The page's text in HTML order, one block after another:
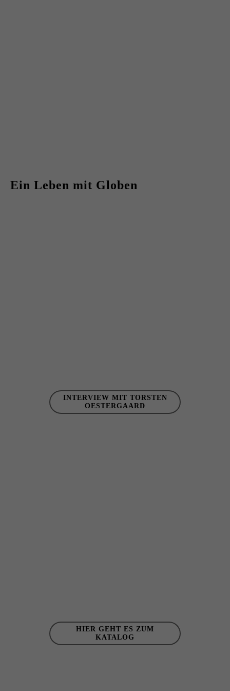
Ein Leben mit Globen
INTERVIEW MIT TORSTEN
OESTERGAARD
HIER GEHT ES ZUM
KATALOG